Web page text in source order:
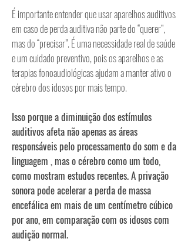
É importante entender que usar aparelhos auditivos
em caso de perda auditiva não parte do “querer”,
mas do “precisar”. É uma necessidade real de saúde
e um cuidado preventivo, pois os aparelhos e as
terapias fonoaudiológicas ajudam a manter ativo o
cérebro dos idosos por mais tempo.
Isso porque a diminuição dos estímulos
auditivos afeta não apenas as áreas
responsáveis pelo processamento do som e da
linguagem , mas o cérebro como um todo,
como mostram estudos recentes. A privação
sonora pode acelerar a perda de massa
encefálica em mais de um centímetro cúbico
por ano, em comparação com os idosos com
audição normal.